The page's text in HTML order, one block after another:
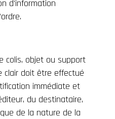
d’information
colis, objet ou support
clair doit être effectué
immédiate et
du destinataire,
de la nature de la